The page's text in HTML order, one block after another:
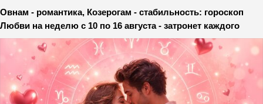
Овнам - романтика, Козерогам - стабильность: гороскоп
Любви на неделю с 10 по 16 августа - затронет каждого